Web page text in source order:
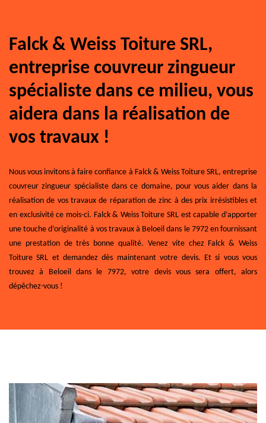
Falck & Weiss Toiture SRL,
entreprise couvreur zingueur
spécialiste dans ce milieu, vous
aidera dans la réalisation de
vos travaux !
Nous vous invitons à faire confiance à Falck & Weiss Toiture SRL, entreprise
couvreur zingueur spécialiste dans ce domaine, pour vous aider dans la
réalisation de vos travaux de réparation de zinc à des prix irrésistibles et
en exclusivité ce mois-ci. Falck & Weiss Toiture SRL est capable d’apporter
une touche d’originalité à vos travaux à Beloeil dans le 7972 en fournissant
une prestation de très bonne qualité. Venez vite chez Falck & Weiss
Toiture SRL et demandez dès maintenant votre devis. Et si vous vous
trouvez à Beloeil dans le 7972, votre devis vous sera offert, alors
dépêchez-vous !